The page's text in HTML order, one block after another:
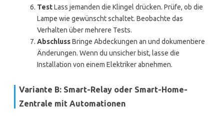
TestLass jemanden die Klingel drücken. Prüfe, ob die
Lampe wie gewünscht schaltet. Beobachte das
Verhalten über mehrere Tests.
AbschlussBringe Abdeckungen an und dokumentiere
Änderungen. Wenn du unsicher bist, lasse die
Installation von einem Elektriker abnehmen.
Variante B: Smart-Relay oder Smart-Home-
Zentrale mit Automationen